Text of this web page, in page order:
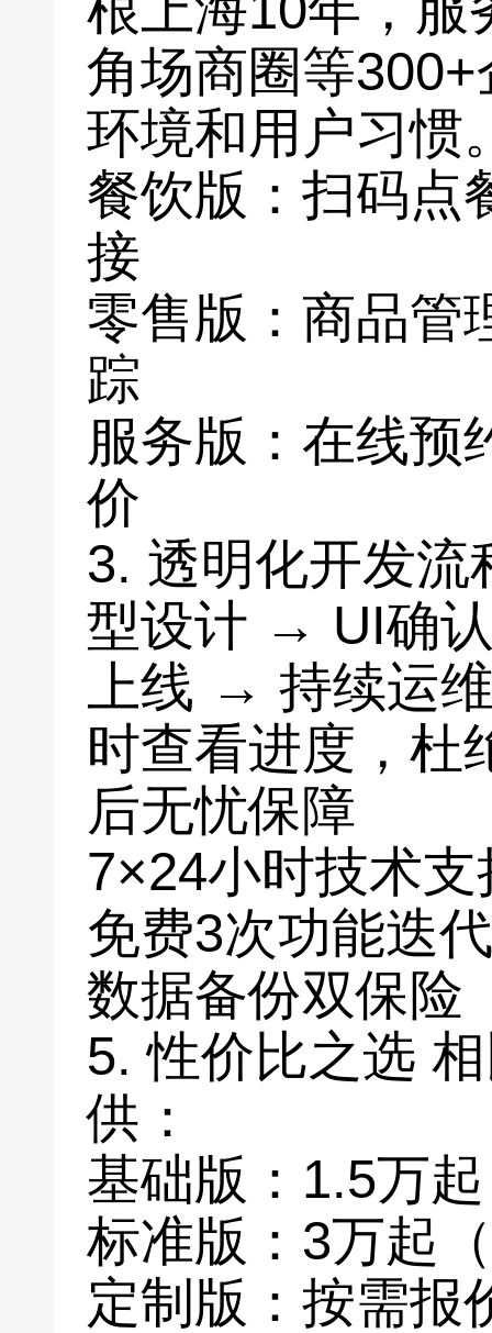
角场商圈等
环境和用户习惯
餐饮版：扫码点
接
零售版：商品管
踪
服务版：在线预
价
3. 透明化开发
型设计 → UI确
上线 → 持续运
时查看进度，杜
后无忧保障
7×24小时技术支
免费3次功能迭代
数据备份双保险
5. 性价比之选
供：
基础版：1.5万
标准版：3万起
定制版：按需报